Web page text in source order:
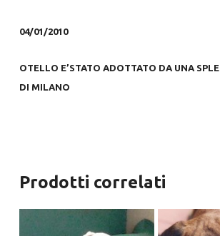
04/01/2010
OTELLO E’STATO ADOTTATO DA UNA
DI MILANO
Prodotti correlati